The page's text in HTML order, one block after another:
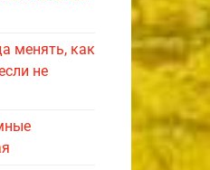
менять, как
не